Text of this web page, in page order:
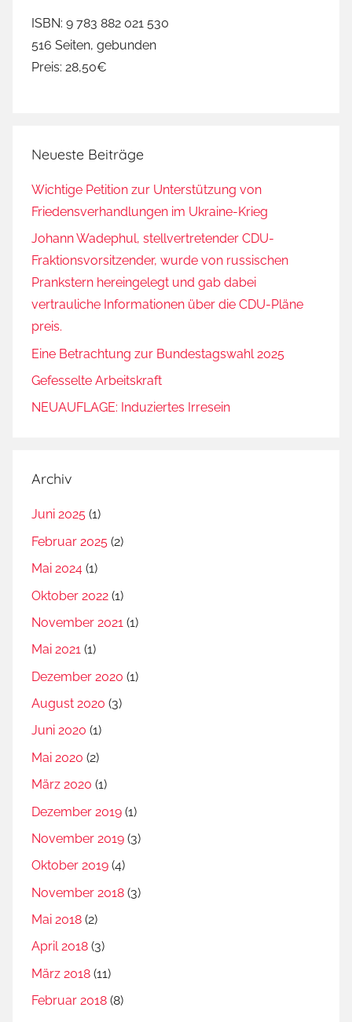
ISBN: 9 783 882 021 530
516 Seiten, gebunden
Preis: 28,50€
Neueste Beiträge
Wichtige Petition zur Unterstützung von
Friedensverhandlungen im Ukraine-Krieg
Johann Wadephul, stellvertretender CDU-
Fraktionsvorsitzender, wurde von russischen
Prankstern hereingelegt und gab dabei
vertrauliche Informationen über die CDU-Pläne
preis.
Eine Betrachtung zur Bundestagswahl 2025
Gefesselte Arbeitskraft
NEUAUFLAGE: Induziertes Irresein
Archiv
Juni 2025 (1)
Februar 2025 (2)
Mai 2024 (1)
Oktober 2022 (1)
November 2021 (1)
Mai 2021 (1)
Dezember 2020 (1)
August 2020 (3)
Juni 2020 (1)
Mai 2020 (2)
März 2020 (1)
Dezember 2019 (1)
November 2019 (3)
Oktober 2019 (4)
November 2018 (3)
Mai 2018 (2)
April 2018 (3)
März 2018 (11)
Februar 2018 (8)